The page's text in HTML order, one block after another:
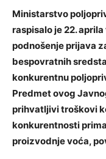
Ministarstvo
raspisalo je 22.
podnošenje prijava
bespovratnih
konkurentnu
Predmet ovog
prihvatljivi troškovi
konkurentnosti
proizvodnje voća,